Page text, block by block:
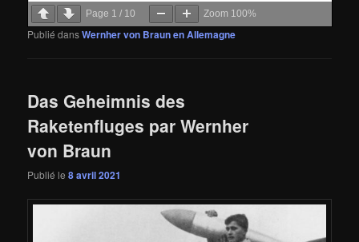
Page 1 / 10 Zoom 100%
Publié dansWernher von Braun en Allemagne
Das Geheimnis des
Raketenfluges par Wernher
von Braun
Publié le8 avril 2021